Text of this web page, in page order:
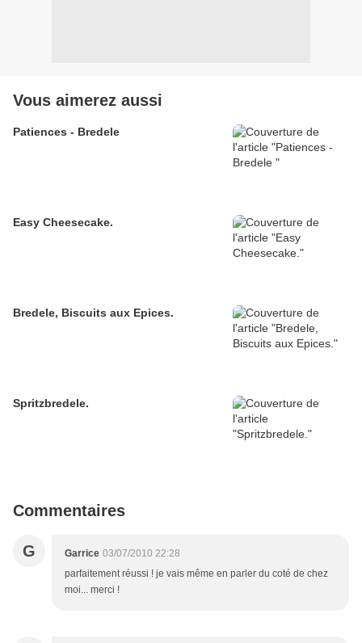
Vous aimerez aussi
Patiences - Bredele
Easy Cheesecake.
Bredele, Biscuits aux Epices.
Spritzbredele.
Commentaires
G Garrice 03/07/2010 22:28
parfaitement réussi ! je vais même en parler du coté de chez
moi... merci !